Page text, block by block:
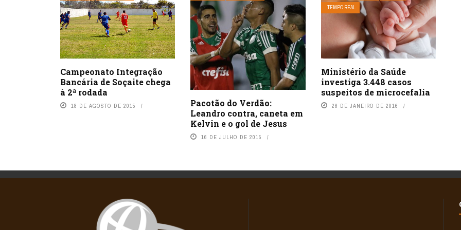
Campeonato Integração
Bancária de Soçaite chega
à 2ª rodada
18 DE AGOSTO DE 2015
Pacotão do Verdão:
Leandro contra, caneta em
Kelvin e o gol de Jesus
16 DE JULHO DE 2015
TEMPO REAL
Ministério da Saúde
investiga 3.448 casos
suspeitos de microcefalia
28 DE JANEIRO DE 2016